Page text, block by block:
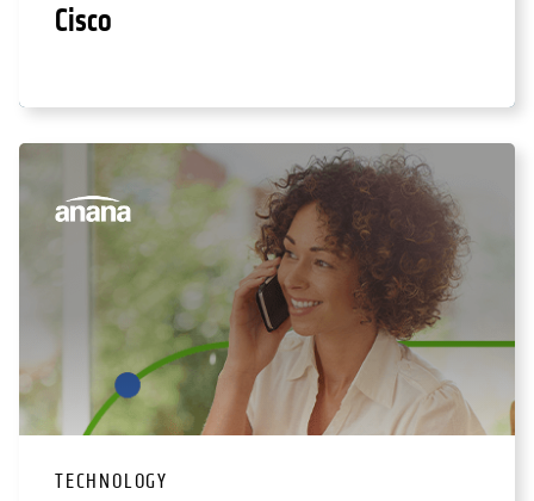
Cisco
TECHNOLOGY